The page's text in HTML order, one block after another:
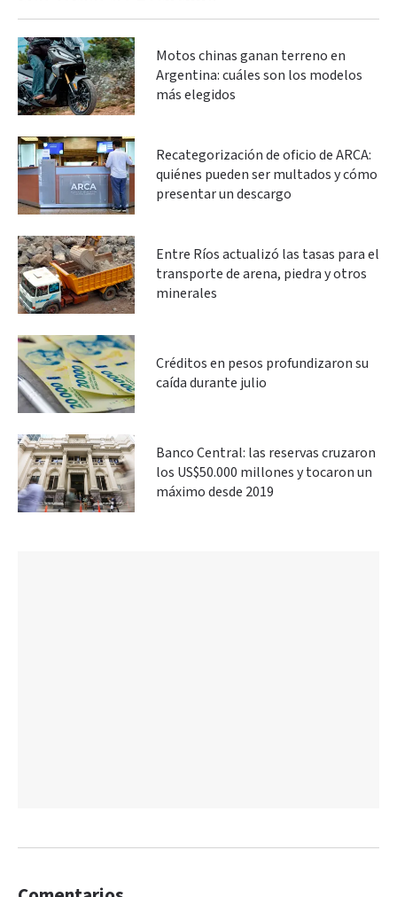
Motos chinas ganan terreno en
Argentina: cuáles son los modelos
más elegidos
Recategorización de oficio de ARCA:
quiénes pueden ser multados y cómo
presentar un descargo
Entre Ríos actualizó las tasas para el
transporte de arena, piedra y otros
minerales
Créditos en pesos profundizaron su
caída durante julio
Banco Central: las reservas cruzaron
los US$50.000 millones y tocaron un
máximo desde 2019